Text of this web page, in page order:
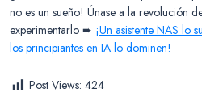
no es un sueño! Únase a la revolución
experimentarlo ➨ ¡Un asistente NAS lo
los principiantes en IA lo dominen!
Post Views: 424